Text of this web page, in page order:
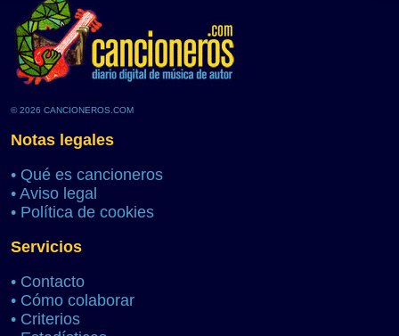
© 2026 CANCIONEROS.COM
Notas legales
• Qué es cancioneros
• Aviso legal
• Política de cookies
Servicios
• Contacto
• Cómo colaborar
• Criterios